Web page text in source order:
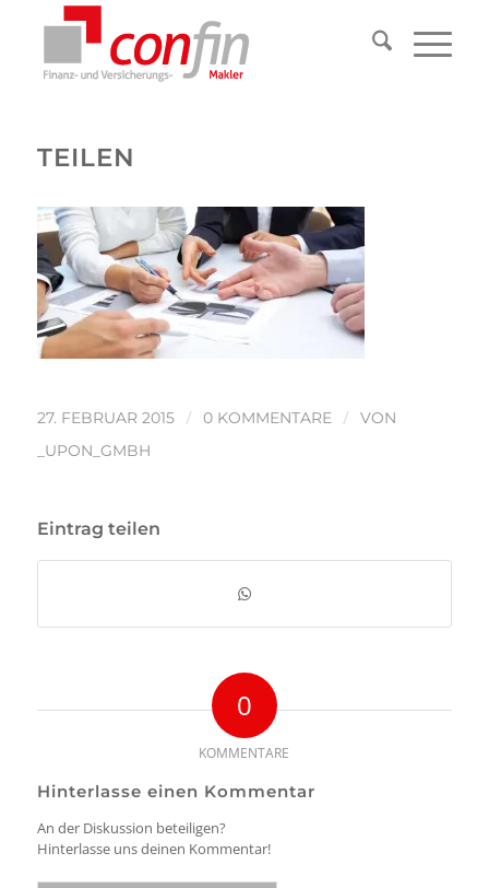
TEILEN
27. FEBRUAR 2015 / 0 KOMMENTARE /
VON
_UPON_GMBH
Eintrag teilen
0
KOMMENTARE
Hinterlasse einen Kommentar
An der Diskussion beteiligen?
Hinterlasse uns deinen Kommentar!